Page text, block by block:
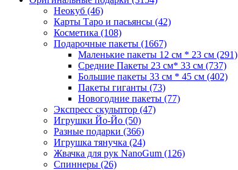
Неокуб (46)
Карты Таро и пасьянсы (42)
Косметика (108)
Подарочные пакеты (1667)
Маленькие пакеты 12 см * 23 см (291)
Средние Пакеты 23 см* 33 см (737)
Большие пакеты 33 см * 45 см (402)
Пакеты гиганты (73)
Новогодние пакеты (77)
Экспресс скульптор (47)
Игрушки Йо-Йо (50)
Разные подарки (366)
Игрушка тянучка (24)
Жвачка для рук NanoGum (126)
Спиннеры (26)